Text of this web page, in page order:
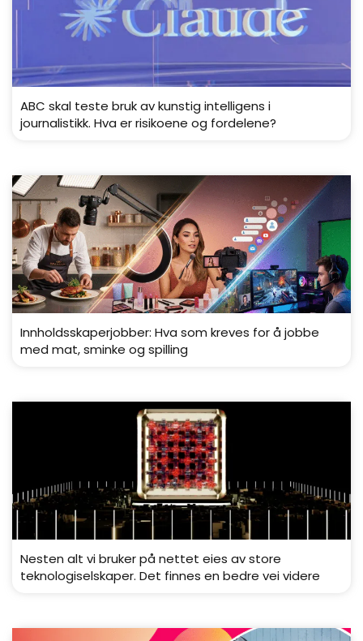
ABC skal teste bruk av kunstig intelligens i
journalistikk. Hva er risikoene og fordelene?
Innholdsskaperjobber: Hva som kreves for å jobbe
med mat, sminke og spilling
Nesten alt vi bruker på nettet eies av store
teknologiselskaper. Det finnes en bedre vei videre